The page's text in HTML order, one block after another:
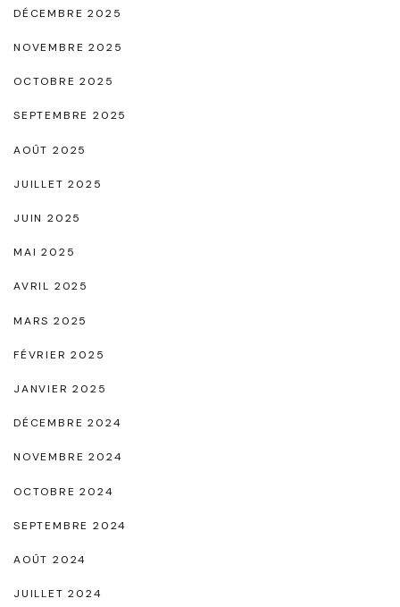
t
é
"
u
N
r
DÉCEMBRE 2025
NOVEMBRE 2025
OCTOBRE 2025
SEPTEMBRE 2025
AOÛT 2025
JUILLET 2025
JUIN 2025
MAI 2025
AVRIL 2025
MARS 2025
FÉVRIER 2025
JANVIER 2025
DÉCEMBRE 2024
NOVEMBRE 2024
OCTOBRE 2024
SEPTEMBRE 2024
AOÛT 2024
JUILLET 2024